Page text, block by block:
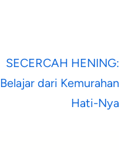
SECERCAH HENING:
Belajar dari Kemurahan
Hati-Nya